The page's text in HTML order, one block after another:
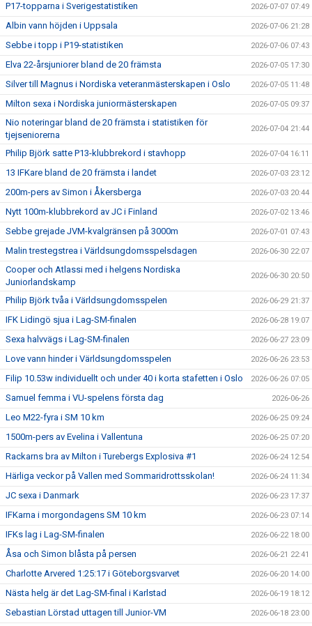
P17-topparna i Sverigestatistiken 2026-07-07 07:49
Albin vann höjden i Uppsala 2026-07-06 21:28
Sebbe i topp i P19-statistiken 2026-07-06 07:43
Elva 22-årsjuniorer bland de 20 främsta 2026-07-05 17:30
Silver till Magnus i Nordiska veteranmästerskapen i Oslo 2026-07-05 11:48
Milton sexa i Nordiska juniormästerskapen 2026-07-05 09:37
Nio noteringar bland de 20 främsta i statistiken för
tjejseniorerna
2026-07-04 21:44
Philip Björk satte P13-klubbrekord i stavhopp 2026-07-04 16:11
13 IFKare bland de 20 främsta i landet 2026-07-03 23:12
200m-pers av Simon i Åkersberga 2026-07-03 20:44
Nytt 100m-klubbrekord av JC i Finland 2026-07-02 13:46
Sebbe grejade JVM-kvalgränsen på 3000m 2026-07-01 07:43
Malin trestegstrea i Världsungdomsspelsdagen 2026-06-30 22:07
Cooper och Atlassi med i helgens Nordiska
Juniorlandskamp
2026-06-30 20:50
Philip Björk tvåa i Världsungdomsspelen 2026-06-29 21:37
IFK Lidingö sjua i Lag-SM-finalen 2026-06-28 19:07
Sexa halvvägs i Lag-SM-finalen 2026-06-27 23:09
Love vann hinder i Världsungdomsspelen 2026-06-26 23:53
Filip 10.53w individuellt och under 40 i korta stafetten i Oslo 2026-06-26 07:05
Samuel femma i VU-spelens första dag 2026-06-26
Leo M22-fyra i SM 10 km 2026-06-25 09:24
1500m-pers av Evelina i Vallentuna 2026-06-25 07:20
Rackarns bra av Milton i Turebergs Explosiva #1 2026-06-24 12:54
Härliga veckor på Vallen med Sommaridrottsskolan! 2026-06-24 11:34
JC sexa i Danmark 2026-06-23 17:37
IFKarna i morgondagens SM 10 km 2026-06-23 07:14
IFKs lag i Lag-SM-finalen 2026-06-22 18:00
Åsa och Simon blåsta på persen 2026-06-21 22:41
Charlotte Arvered 1:25:17 i Göteborgsvarvet 2026-06-20 14:00
Nästa helg är det Lag-SM-final i Karlstad 2026-06-19 18:12
Sebastian Lörstad uttagen till Junior-VM 2026-06-18 23:00